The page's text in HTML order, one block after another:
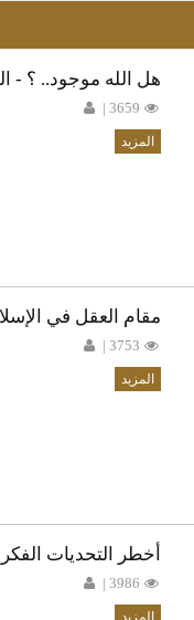
هل الله موجود.. ؟ - الجزء 1 مروان
المزيد
مقام العقل في
المزيد
أخطر التحديات
المزيد